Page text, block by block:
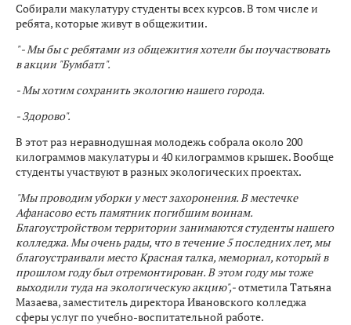
Собирали макулатуру студенты всех курсов. В том числе и
ребята, которые живут в общежитии.
" - Мы бы с ребятами из общежития хотели бы поучаствовать
в акции "Бумбатл".
- Мы хотим сохранить экологию нашего города.
- Здорово".
В этот раз неравнодушная молодежь собрала около 200
килограммов макулатуры и 40 килограммов крышек. Вообще
студенты участвуют в разных экологических проектах.
"Мы проводим уборки у мест захоронения. В местечке
Афанасово есть памятник погибшим воинам.
Благоустройством территории занимаются студенты нашего
колледжа. Мы очень рады, что в течение 5 последних лет, мы
благоустраивали место Красная талка, мемориал, который в
прошлом году был отремонтирован. В этом году мы тоже
выходили туда на экологическую акцию",-отметила Татьяна
Мазаева, заместитель директора Ивановского колледжа
сферы услуг по учебно-воспитательной работе.